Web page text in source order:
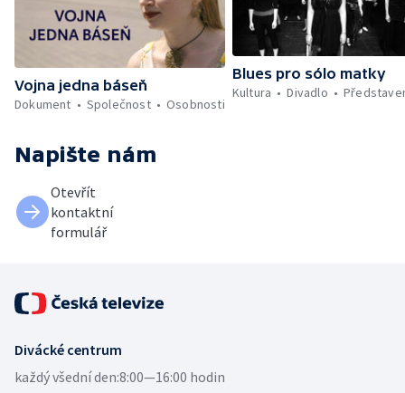
Vojna jedna báseň
Dokument
Společnost Osobnosti
Blues pro sólo matky
Kultura
Divadlo
Napište nám
Otevřít
kontaktní
formulář
Divácké centrum
každý všední den:8:00—16:00 hodin